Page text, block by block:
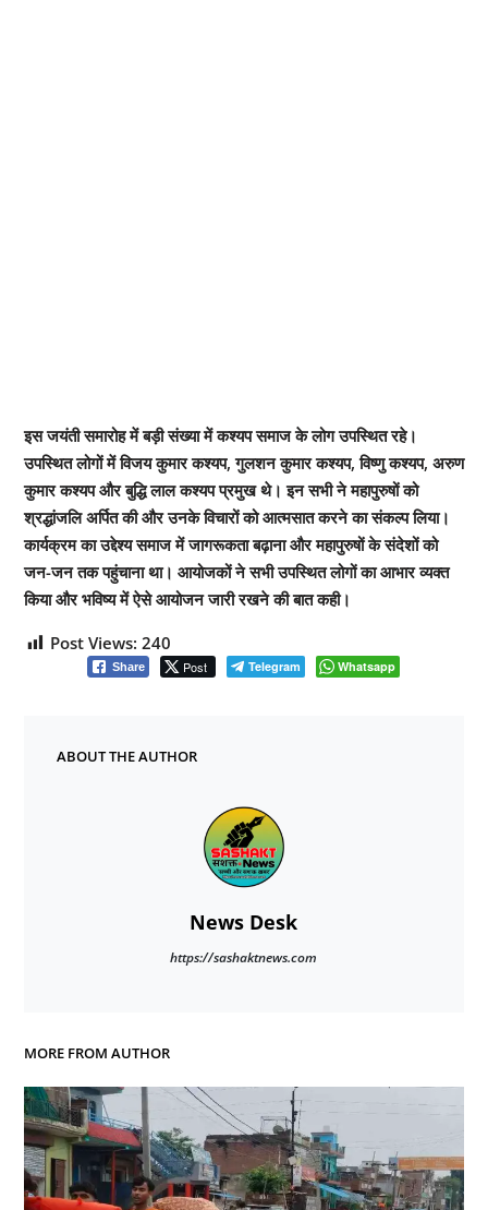
इस जयंती समारोह में बड़ी संख्या में कश्यप समाज के लोग उपस्थित रहे।
उपस्थित लोगों में विजय कुमार कश्यप, गुलशन कुमार कश्यप, विष्णु कश्यप, अरुण
कुमार कश्यप और बुद्धि लाल कश्यप प्रमुख थे। इन सभी ने महापुरुषों को
श्रद्धांजलि अर्पित की और उनके विचारों को आत्मसात करने का संकल्प लिया।
कार्यक्रम का उद्देश्य समाज में जागरूकता बढ़ाना और महापुरुषों के संदेशों को
जन-जन तक पहुंचाना था। आयोजकों ने सभी उपस्थित लोगों का आभार व्यक्त
किया और भविष्य में ऐसे आयोजन जारी रखने की बात कही।
Post Views: 240
Share Post Telegram Whatsapp
ABOUT THE AUTHOR
News Desk
https://sashaktnews.com
MORE FROM AUTHOR